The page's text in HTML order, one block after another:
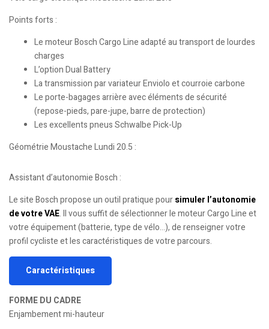
Points forts :
Le moteur Bosch Cargo Line adapté au transport de lourdes
charges
L’option Dual Battery
La transmission par variateur Enviolo et courroie carbone
Le porte-bagages arrière avec éléments de sécurité
(repose-pieds, pare-jupe, barre de protection)
Les excellents pneus Schwalbe Pick-Up
Géométrie Moustache Lundi 20.5 :
Assistant d’autonomie Bosch :
Le site Bosch propose un outil pratique poursimuler l’autonomie
de votre VAE. Il vous suffit de sélectionner le moteur Cargo Line et
votre équipement (batterie, type de vélo…), de renseigner votre
profil cycliste et les caractéristiques de votre parcours.
Caractéristiques
FORME DU CADRE
Enjambement mi-hauteur